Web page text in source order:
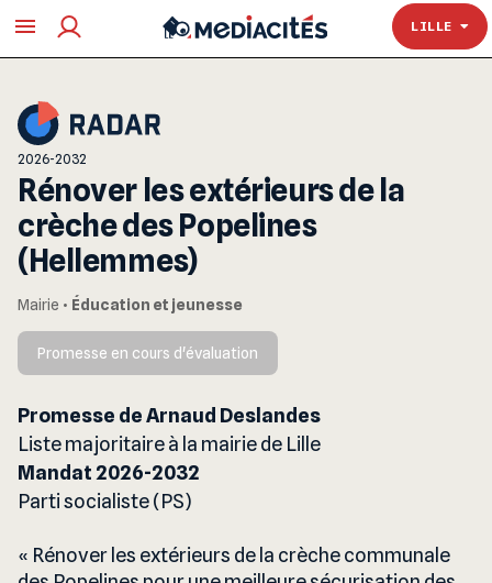
LILLE
TOULOUSE
2026-2032
Rénover les extérieurs de la
crèche des Popelines
(Hellemmes)
Mairie • Éducation et jeunesse
Promesse en cours d'évaluation
Promesse de Arnaud Deslandes
Liste majoritaire à la mairie de Lille
Mandat 2026-2032
Parti socialiste (PS)
Rénover les extérieurs de la crèche communale